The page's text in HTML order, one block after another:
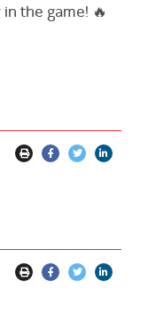
the game! 🔥